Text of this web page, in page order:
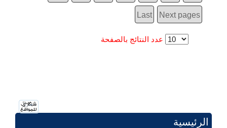
Next pages
Last
عدد النتائج بالصفحة
الرئيسية